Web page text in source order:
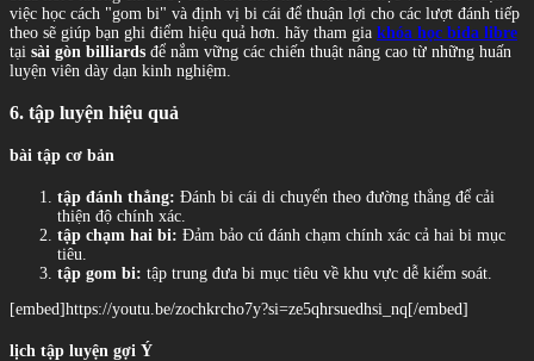
việc học cách "gom bi" và định vị bi cái để thuận lợi cho các lượt đánh tiếp
theo sẽ giúp bạn ghi điểm hiệu quả hơn. hãy tham gia khóa học bida libre
tại sài gòn billiards để nắm vững các chiến thuật nâng cao từ những huấn
luyện viên dày dạn kinh nghiệm.
6. tập luyện hiệu quả
bài tập cơ bản
tập đánh thẳng: Đánh bi cái di chuyển theo đường thẳng để cải
thiện độ chính xác.
tập chạm hai bi: Đảm bảo cú đánh chạm chính xác cả hai bi mục
tiêu.
tập gom bi: tập trung đưa bi mục tiêu về khu vực dễ kiểm soát.
[embed]https://youtu.be/zochkrcho7y?si=ze5qhrsuedhsi_nq[/embed]
lịch tập luyện gợi Ý